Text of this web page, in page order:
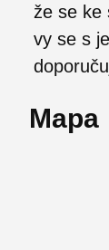
že se ke
vy se s
Mapa